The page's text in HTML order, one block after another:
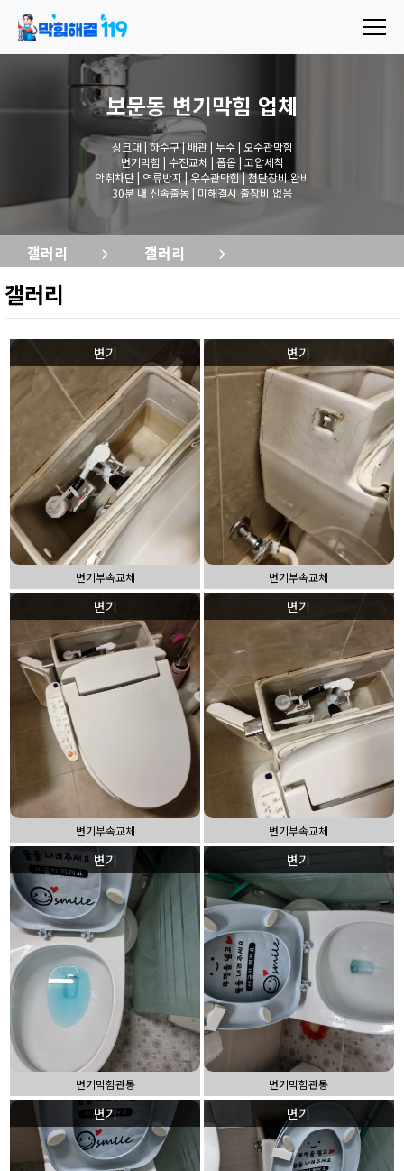
보문동 변기막힘 업체
싱크대 | 하수구 | 배관 | 누수 | 오수관막힘
변기막힘 | 수전교체 | 폽옵 | 고압세척
악취차단 | 역류방지 | 우수관막힘 | 첨단장비 완비
30분 내 신속출동 | 미해결시 출장비 없음
갤러리 갤러리
갤러리
변기
변기부속교체
변기
변기부속교체
변기
변기부속교체
변기
변기부속교체
변기
변기막힘관통
변기
변기막힘관통
변기 변기